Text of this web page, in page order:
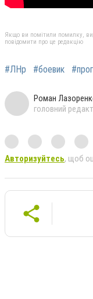
Якщо ви помітили помилку,
повідомити про це редакцію
#ЛНр #боевик
Роман
головний
Авторизуйтесь, щоб